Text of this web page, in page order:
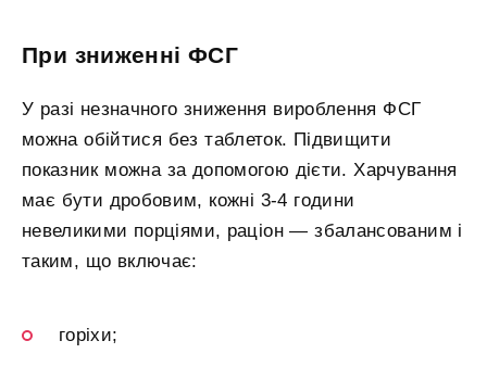
При зниженні ФСГ
У разі незначного зниження вироблення ФСГ
можна обійтися без таблеток. Підвищити
показник можна за допомогою дієти. Харчування
має бути дробовим, кожні 3-4 години
невеликими порціями, раціон — збалансованим і
таким, що включає:
горіхи;